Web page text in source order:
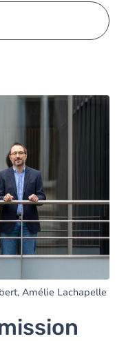
Amélie Lachapelle